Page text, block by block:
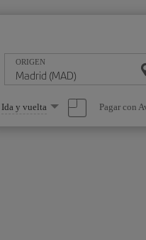
ORIGEN
Seleccione
una
opción
Ida y vuelta Pagar con